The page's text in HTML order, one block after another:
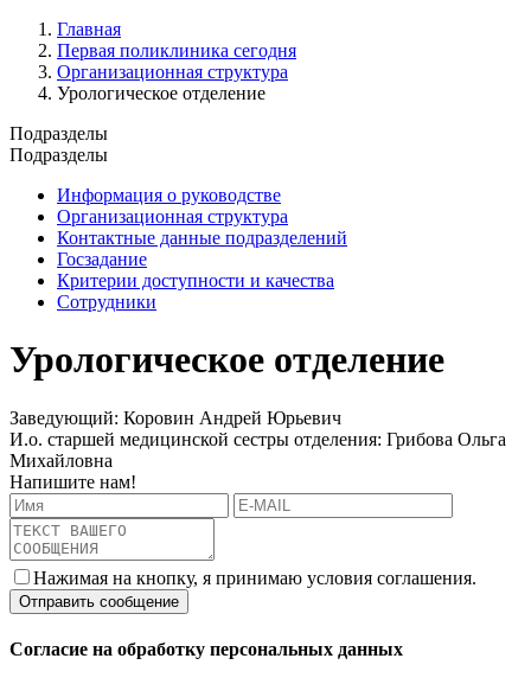
Главная
Первая поликлиника сегодня
Организационная структура
Урологическое отделение
Подразделы
Подразделы
Информация о руководстве
Организационная структура
Контактные данные подразделений
Госзадание
Критерии доступности и качества
Сотрудники
Урологическое отделение
Заведующий: Коровин Андрей Юрьевич
И.о. старшей медицинской сестры отделения: Грибова Ольга
Михайловна
Напишите нам!
Нажимая на кнопку, я принимаю условия соглашения.
Согласие на обработку персональных данных